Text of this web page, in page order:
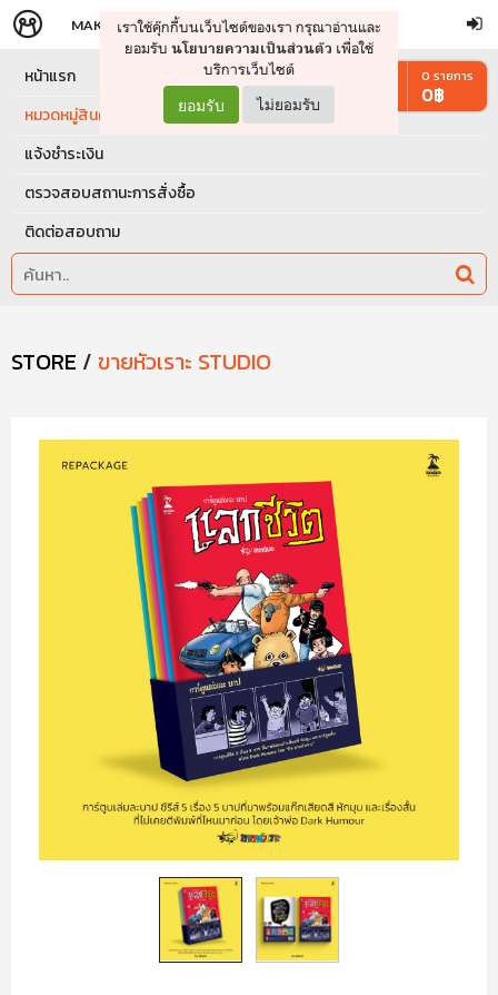
จัดการรถเข็น ดำเนินการต่อ
MAKERS STORE
เราใช้คุ๊กกี้บนเว็บไซต์ของเรา กรุณาอ่านและ
ยอมรับ นโยบายความเป็นส่วนตัว เพื่อใช้
บริการเว็บไซต์
ยอมรับ ไม่ยอมรับ
หน้าแรก
หมวดหมู่สินค้า
แจ้งชำระเงิน
ตรวจสอบสถานะการสั่งซื้อ
ติดต่อสอบถาม
0 รายการ
0฿
STORE / ขายหัวเราะ STUDIO